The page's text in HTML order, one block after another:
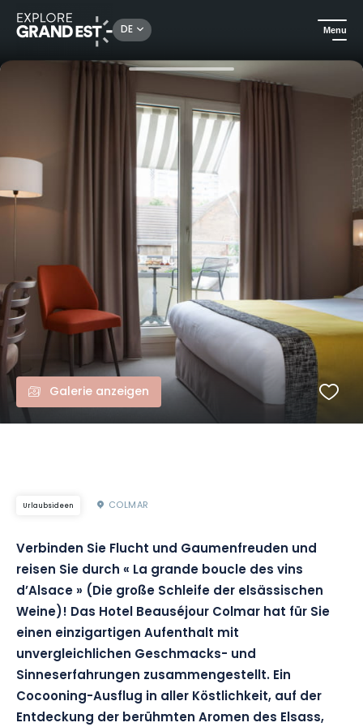
DE Menu
Sehenswertes in der Region Grand Est Aufenthalt zur Entdeckung der elsässischen Weine - Hotel Beauséjour
Galerie anzeigen
Urlaubsideen COLMAR
Verbinden Sie Flucht und Gaumenfreuden und
reisen Sie durch « La grande boucle des vins
d’Alsace » (Die große Schleife der elsässischen
Weine)! Das Hotel Beauséjour Colmar hat für Sie
einen einzigartigen Aufenthalt mit
unvergleichlichen Geschmacks- und
Sinneserfahrungen zusammengestellt. Ein
Cocooning-Ausflug in aller Köstlichkeit, auf der
Entdeckung der berühmten Aromen des Elsass,